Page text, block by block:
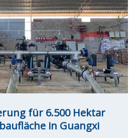
für 6.500 Hektar
in Guangxi